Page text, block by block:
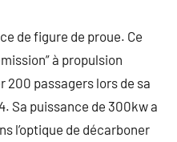
de figure de proue. Ce
à propulsion
passagers lors de sa
Sa puissance de 300kw a
l’optique de décarboner